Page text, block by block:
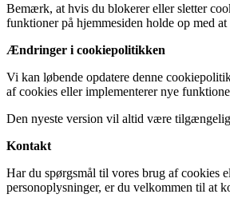
Bemærk, at hvis du blokerer eller sletter
funktioner på hjemmesiden holde op med
Ændringer i cookiepolitikken
Vi kan løbende opdatere denne
af cookies eller implementerer nye
Den nyeste version vil altid være tilgængelig
Kontakt
Har du spørgsmål til vores brug af cookies
personoplysninger, er du velkommen til at